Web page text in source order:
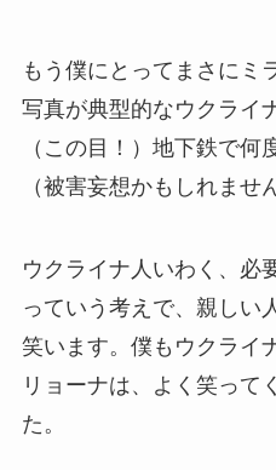
もう僕にとってまさにミ
写真が典型的なウクライ
（この目！）地下鉄で
（被害妄想かもしれませ
ウクライナ人いわく、必
っていう考えで、親しい
笑います。僕もウクライ
リョーナは、よく笑って
た。